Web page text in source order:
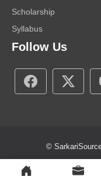
Scholarship
Syllabus
Follow Us
©